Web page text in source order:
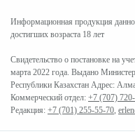
Информационная продукция
достигших возраста 18 лет
Свидетельство о постановке на
марта 2022 года. Выдано
Республики Казахстан Адрес:
Коммерческий отдел: +7 (707)
Редакция: +7 (701) 255-55-70